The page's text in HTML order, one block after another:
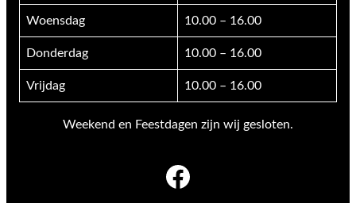
Woensdag 10.00 – 16.00
Donderdag 10.00 – 16.00
Vrijdag 10.00 – 16.00
Weekend en Feestdagen zijn wij gesloten.
Facebook